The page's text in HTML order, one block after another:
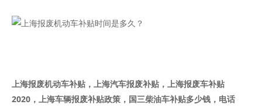
上海报废机动车补贴，上海汽车报废补贴，上海报废车补贴
2020，上海车辆报废补贴政策，国三柴油车补贴多少钱，电话